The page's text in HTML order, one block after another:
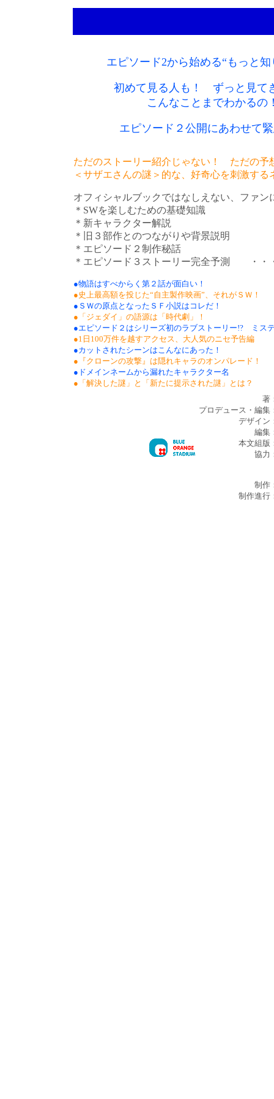
エピソード2から始める“もっと知
初めて見る人も！ ずっと見て
こんなことまでわかるの
エピソード２公開にあわせて
ただのストーリー紹介じゃない！ ただの
＜サザエさんの謎＞的な、好奇心を刺激する
オフィシャルブックではなしえない、ファン
＊SWを楽しむための基礎知識
＊新キャラクター解説
＊旧３部作とのつながりや背景説明
＊エピソード２制作秘話
＊エピソード３ストーリー完全予測 ・・
●物語はすべからく第２話が面白い！
●史上最高額を投じた“自主製作映画”、それがＳＷ！
●ＳＷの原点となったＳＦ小説はコレだ！
●「ジェダイ」の語源は「時代劇」！
●エピソード２はシリーズ初のラブストーリー!? ミス
●1日100万件を越すアクセス、大人気のニセ予告編
●カットされたシーンはこんなにあった！
●『クローンの攻撃』は隠れキャラのオンパレード！
●ドメインネームから漏れたキャラクター名
●「解決した謎」と「新たに提示された謎」とは？
著
プロデュース・編集
デザイン
編集
本文組版
協力
制作
制作進行